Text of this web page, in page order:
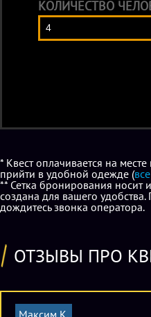
КОЛИЧЕСТВО
* Квест оплачивается на
прийти в удобной одежде (
** Сетка бронирования
создана для вашего
дождитесь звонка оператора.
ОТЗЫВЫ ПРО
Максим К.